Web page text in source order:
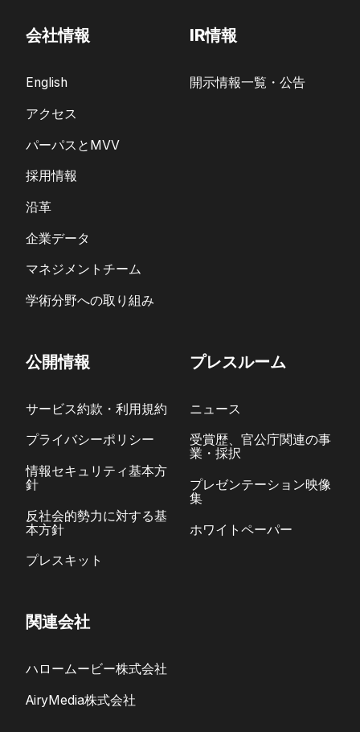
会社情報
English
アクセス
パーパスとMVV
採用情報
沿革
企業データ
マネジメントチーム
学術分野への取り組み
IR情報
開示情報一覧・公告
公開情報
サービス約款・利用規約
プライバシーポリシー
情報セキュリティ基本方
針
反社会的勢力に対する基
本方針
プレスキット
プレスルーム
ニュース
受賞歴、官公庁関連の事
業・採択
プレゼンテーション映像
集
ホワイトペーパー
関連会社
ハロームービー株式会社
AiryMedia株式会社